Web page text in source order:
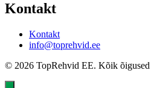
Kontakt
Kontakt
info@toprehvid.ee
© 2026 TopRehvid EE. Kõik õigused